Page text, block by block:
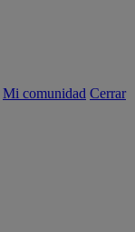
Mi comunidad Cerrar